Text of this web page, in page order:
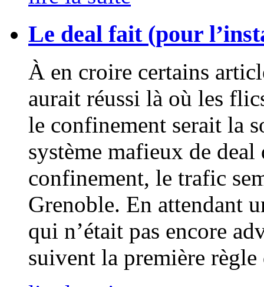
Le deal fait (pour
À en croire certains
aurait réussi là où les
le confinement serait la
système mafieux de
confinement, le trafic
Grenoble. En attendant
qui n’était pas encore
suivent la première règle